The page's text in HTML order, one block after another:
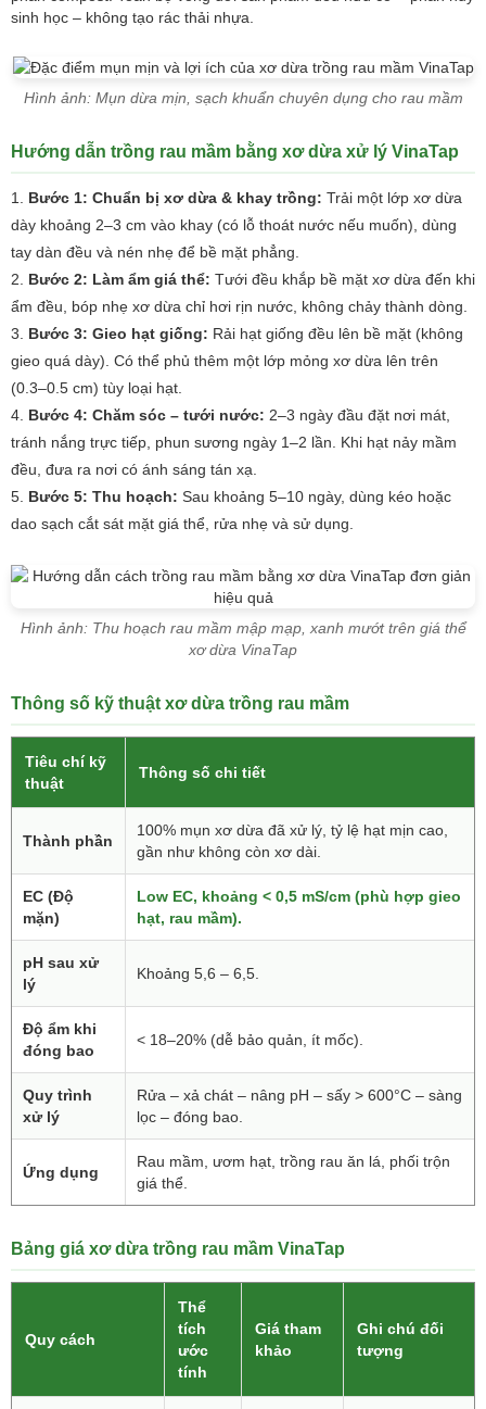
sinh học – không tạo rác thải nhựa.
Hình ảnh: Mụn dừa mịn, sạch khuẩn chuyên dụng cho rau mầm
Hướng dẫn trồng rau mầm bằng xơ dừa xử lý VinaTap
Bước 1: Chuẩn bị xơ dừa & khay trồng: Trải một lớp xơ dừa
dày khoảng 2–3 cm vào khay (có lỗ thoát nước nếu muốn), dùng
tay dàn đều và nén nhẹ để bề mặt phẳng.
Bước 2: Làm ẩm giá thể: Tưới đều khắp bề mặt xơ dừa đến khi
ẩm đều, bóp nhẹ xơ dừa chỉ hơi rịn nước, không chảy thành dòng.
Bước 3: Gieo hạt giống: Rải hạt giống đều lên bề mặt (không
gieo quá dày). Có thể phủ thêm một lớp mỏng xơ dừa lên trên
(0.3–0.5 cm) tùy loại hạt.
Bước 4: Chăm sóc – tưới nước: 2–3 ngày đầu đặt nơi mát,
tránh nắng trực tiếp, phun sương ngày 1–2 lần. Khi hạt nảy mầm
đều, đưa ra nơi có ánh sáng tán xạ.
Bước 5: Thu hoạch: Sau khoảng 5–10 ngày, dùng kéo hoặc
dao sạch cắt sát mặt giá thể, rửa nhẹ và sử dụng.
Hình ảnh: Thu hoạch rau mầm mập mạp, xanh mướt trên giá thể
xơ dừa VinaTap
Thông số kỹ thuật xơ dừa trồng rau mầm
Tiêu chí kỹ
thuật
Thông số chi tiết
Thành phần
100% mụn xơ dừa đã xử lý, tỷ lệ hạt mịn cao,
gần như không còn xơ dài.
EC (Độ
mặn)
Low EC, khoảng < 0,5 mS/cm (phù hợp gieo
hạt, rau mầm).
pH sau xử
lý
Khoảng 5,6 – 6,5.
Độ ẩm khi
đóng bao
< 18–20% (dễ bảo quản, ít mốc).
Quy trình
xử lý
Rửa – xả chát – nâng pH – sấy > 600°C – sàng
lọc – đóng bao.
Ứng dụng
Rau mầm, ươm hạt, trồng rau ăn lá, phối trộn
giá thể.
Bảng giá xơ dừa trồng rau mầm VinaTap
Quy cách
Thể
tích
ước
tính
Giá tham
khảo
Ghi chú đối
tượng